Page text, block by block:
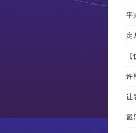
平
定
许
让
戴